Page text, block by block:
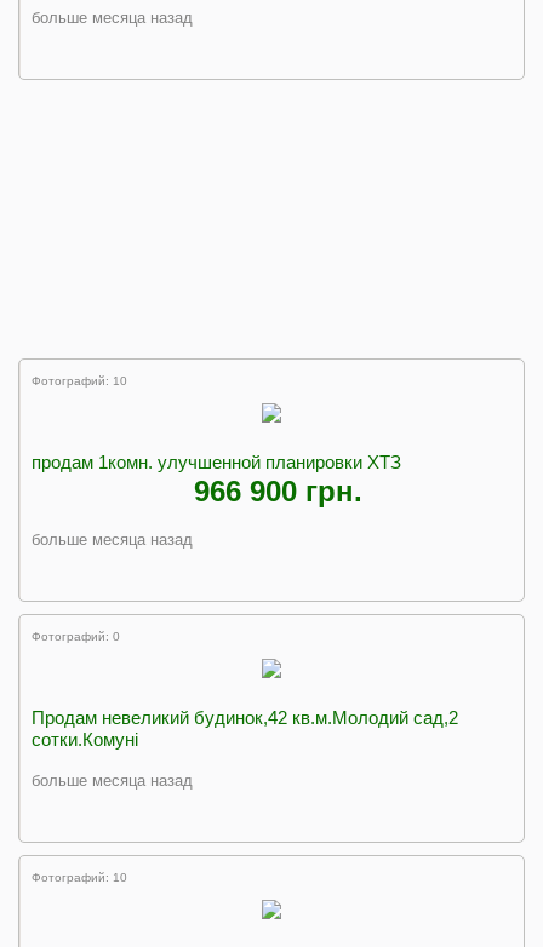
больше месяца назад
Фотографий: 10
продам 1комн. улучшенной планировки ХТЗ
966 900 грн.
больше месяца назад
Фотографий: 0
Продам невеликий будинок,42 кв.м.Молодий сад,2
сотки.Комуні
больше месяца назад
Фотографий: 10